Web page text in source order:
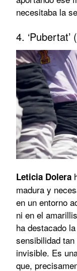
necesitaba la
4. ‘Pubertat’
Leticia Dolera
madura y
en un entorno
ni en el
ha destacado
sensibilidad
invisible. Es
que,